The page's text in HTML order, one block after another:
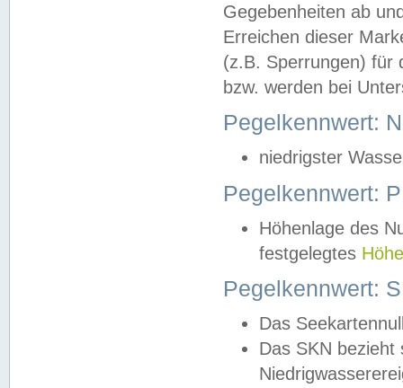
Gegebenheiten ab
Erreichen dieser
(z.B. Sperrungen) für
bzw. werden bei
Pegelkennwert:
niedrigster
Pegelkennwert:
Höhenlage des
festgelegtes
Pegelkennwert:
Das
Das SKN